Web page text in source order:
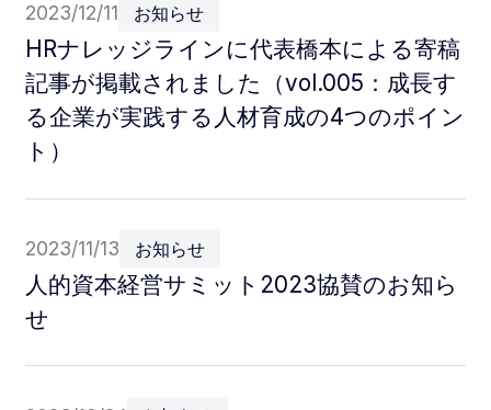
2023/12/11 お知らせ
HRナレッジラインに代表橋本による寄稿
記事が掲載されました（vol.005：成長す
る企業が実践する人材育成の4つのポイン
ト）
2023/11/13 お知らせ
人的資本経営サミット2023協賛のお知ら
せ